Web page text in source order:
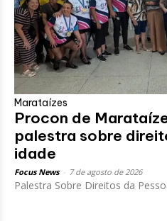
Marataízes
Procon de
palestra sobre
idade
Focus News 7 de agosto de 2026
Palestra Sobre Direitos da